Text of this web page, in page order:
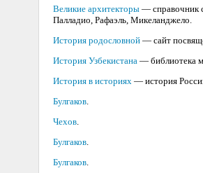
Великие архитекторы — справочник
Палладио, Рафаэль, Микеланджело.
История родословной — сайт
История Узбекистана — библиотека
История в историях — история
Булгаков
Чехов
Булгаков
Булгаков